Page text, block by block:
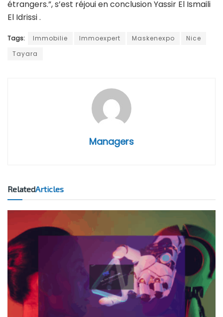
étrangers.”, s’est réjoui en conclusion Yassir El Ismaili
El Idrissi .
Tags: Immobilie Immoexpert Maskenexpo
Nice
Tayara
Managers
RelatedArticles